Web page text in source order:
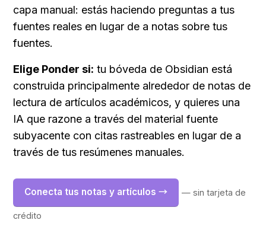
capa manual: estás haciendo preguntas a tus
fuentes reales en lugar de a notas sobre tus
fuentes.
Elige Ponder si: tu bóveda de Obsidian está
construida principalmente alrededor de notas de
lectura de artículos académicos, y quieres una
IA que razone a través del material fuente
subyacente con citas rastreables en lugar de a
través de tus resúmenes manuales.
Conecta tus notas y artículos → — sin tarjeta de
crédito